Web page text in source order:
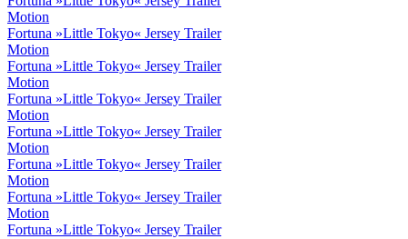
Motion
Fortuna »Little Tokyo« Jersey Trailer
Motion
Fortuna »Little Tokyo« Jersey Trailer
Motion
Fortuna »Little Tokyo« Jersey Trailer
Motion
Fortuna »Little Tokyo« Jersey Trailer
Motion
Fortuna »Little Tokyo« Jersey Trailer
Motion
Fortuna »Little Tokyo« Jersey Trailer
Motion
Fortuna »Little Tokyo« Jersey Trailer